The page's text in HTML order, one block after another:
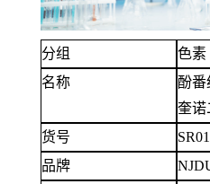
分组
色素
名称
酚番
奎诺
货号
品牌